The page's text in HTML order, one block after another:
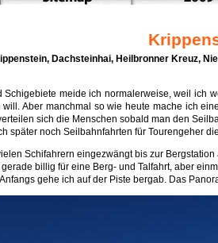
Dachsteinhai, Heilbronner Kreuz,
Schigebiete meide ich normalerweise, weil ich
Aber manchmal so wie heute mache ich
sich die Menschen sobald man den
später noch Seilbahnfahrten für Tourengeher
Schifahrern eingezwängt bis zur
billig für eine Berg- und Talfahrt, aber
gehe ich auf der Piste bergab. Das